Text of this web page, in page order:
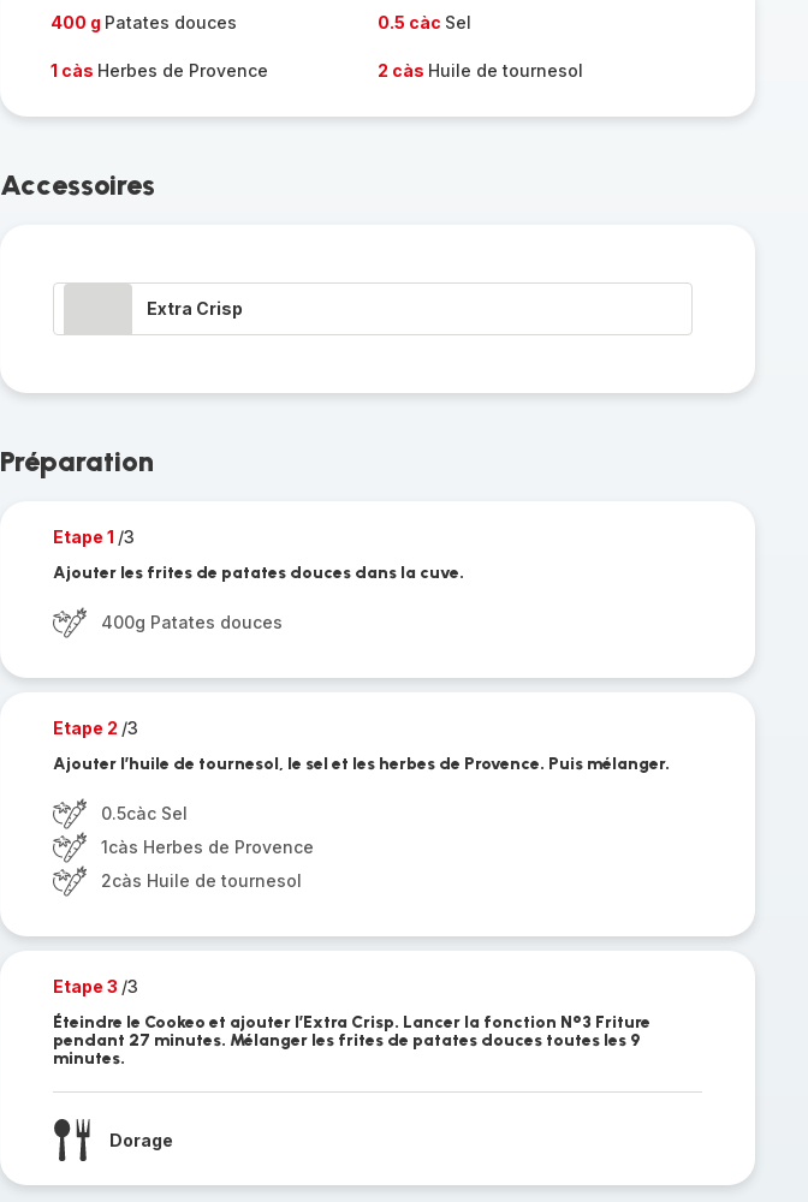
400 g Patates douces 0.5 càc Sel
1 càs Herbes de Provence 2 càs Huile de tournesol
Accessoires
Extra Crisp
Préparation
Etape 1 /3
Ajouter les frites de patates douces dans la cuve.
400g Patates douces
Etape 2 /3
Ajouter l’huile de tournesol, le sel et les herbes de Provence. Puis mélanger.
0.5càc Sel
1càs Herbes de Provence
2càs Huile de tournesol
Etape 3 /3
Éteindre le Cookeo et ajouter l’Extra Crisp. Lancer la fonction N°3 Friture
pendant 27 minutes. Mélanger les frites de patates douces toutes les 9
minutes.
Dorage